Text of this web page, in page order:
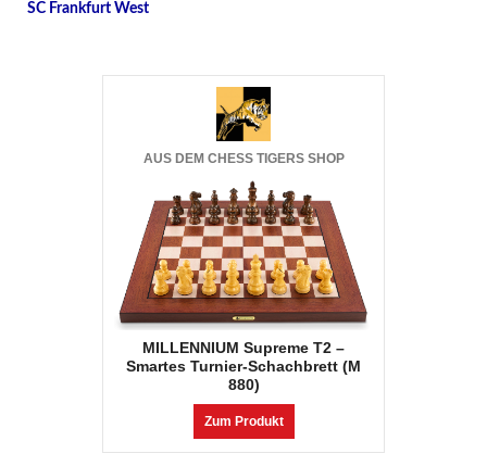
SC Frankfurt West
AUS DEM CHESS TIGERS SHOP
MILLENNIUM Supreme T2 –
Smartes Turnier-Schachbrett (M
880)
Zum Produkt